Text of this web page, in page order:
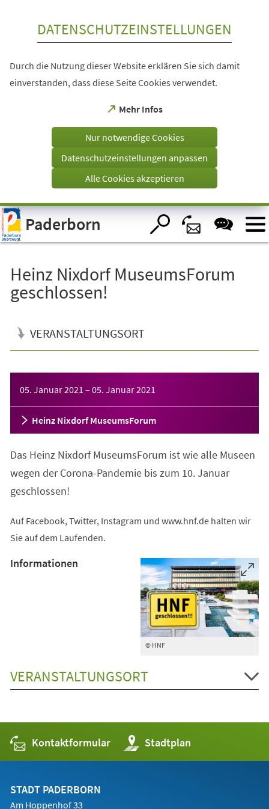
Visuelle
Assistenzsoftware
öffnen.
DATENSCHUTZEINSTELLUNGEN
Durch die Nutzung dieser Website erklären Sie sich damit
einverstanden, dass diese Seite Cookies verwendet.
Mehr Infos
(Öffnet
einem
Tab)
Nur notwendige Cookies
Datenschutzeinstellungen anpassen
Alle Cookies akzeptieren
Paderborn
Heinz Nixdorf MuseumsForum
geschlossen!
VERANSTALTUNGSORT
05. Januar 2021 – 05. Januar 2021
Heinz Nixdorf MuseumsForum
Das Heinz Nixdorf MuseumsForum ist wie alle Museen
wegen der Corona-Pandemie bis zum 10. Januar
geschlossen!
Auf Facebook, Twitter, Instagram und www.hnf.de halten wir
Sie auf dem Laufenden.
© HNF
Informationen
VERANSTALTUNGSORT
Kontaktformular Stadtplan
(Öffnet
in
einem
STADT PADERBORN
Am Hoppenhof 33